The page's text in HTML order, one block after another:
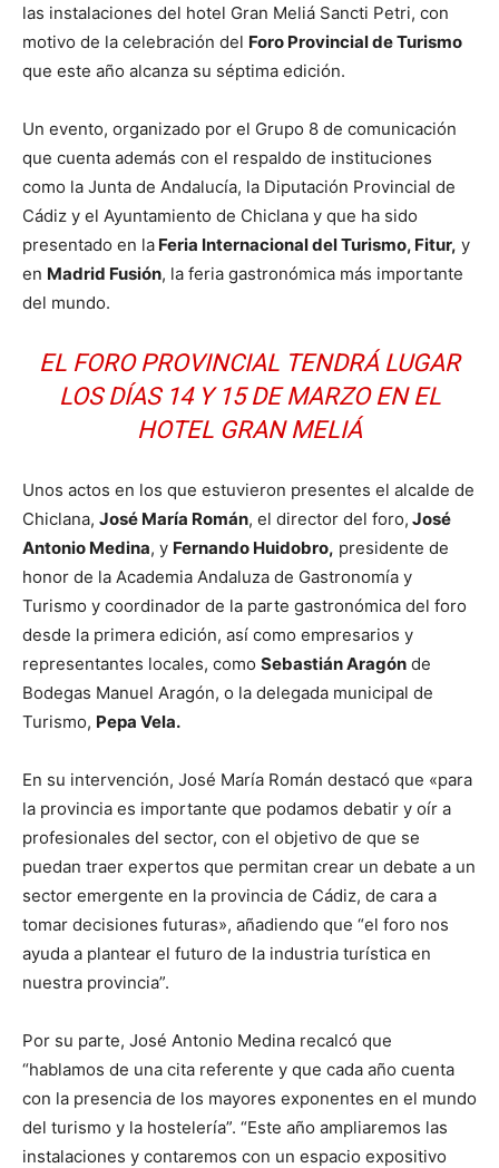
las instalaciones del hotel Gran Meliá Sancti Petri, con
motivo de la celebración del Foro Provincial de Turismo
que este año alcanza su séptima edición.
Un evento, organizado por el Grupo 8 de comunicación
que cuenta además con el respaldo de instituciones
como la Junta de Andalucía, la Diputación Provincial de
Cádiz y el Ayuntamiento de Chiclana y que ha sido
presentado en la Feria Internacional del Turismo, Fitur, y
en Madrid Fusión, la feria gastronómica más importante
del mundo.
EL FORO PROVINCIAL TENDRÁ LUGAR
LOS DÍAS 14 Y 15 DE MARZO EN EL
HOTEL GRAN MELIÁ
Unos actos en los que estuvieron presentes el alcalde de
Chiclana, José María Román, el director del foro, José
Antonio Medina, y Fernando Huidobro, presidente de
honor de la Academia Andaluza de Gastronomía y
Turismo y coordinador de la parte gastronómica del foro
desde la primera edición, así como empresarios y
representantes locales, como Sebastián Aragón de
Bodegas Manuel Aragón, o la delegada municipal de
Turismo, Pepa Vela.
En su intervención, José María Román destacó que «para
la provincia es importante que podamos debatir y oír a
profesionales del sector, con el objetivo de que se
puedan traer expertos que permitan crear un debate a un
sector emergente en la provincia de Cádiz, de cara a
tomar decisiones futuras», añadiendo que “el foro nos
ayuda a plantear el futuro de la industria turística en
nuestra provincia”.
Por su parte, José Antonio Medina recalcó que
“hablamos de una cita referente y que cada año cuenta
con la presencia de los mayores exponentes en el mundo
del turismo y la hostelería”. “Este año ampliaremos las
instalaciones y contaremos con un espacio expositivo